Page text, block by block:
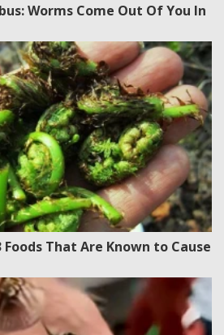
Worms Come Out Of You In
That Are Known to Cause